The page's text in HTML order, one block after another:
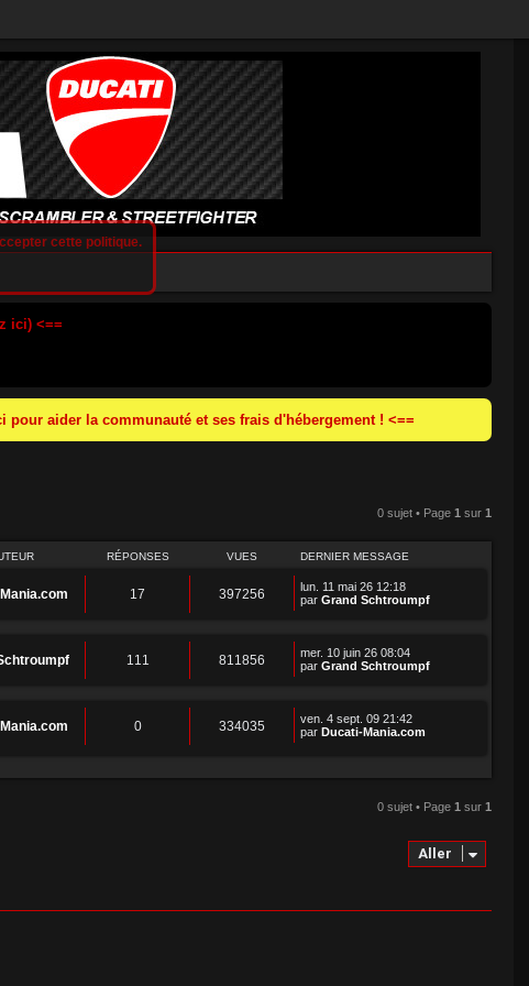
ici) <==
pour aider la communauté et ses frais d'hébergement ! <==
0 sujet • Page1 sur1
RÉPONSES VUES DERNIER MESSAGE
17 397256
lun. 11 mai 26 12:18
parGrand Schtroumpf
111 811856
mer. 10 juin 26 08:04
parGrand Schtroumpf
0 334035
ven. 4 sept. 09 21:42
parDucati-Mania.com
0 sujet • Page1 sur1
Aller
cette politique.